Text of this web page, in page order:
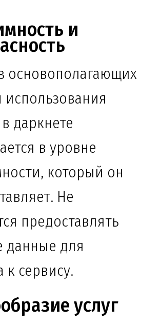
и
основополагающих
даркнете
в уровне
который он
Не
предоставлять
данные для
к сервису.
услуг